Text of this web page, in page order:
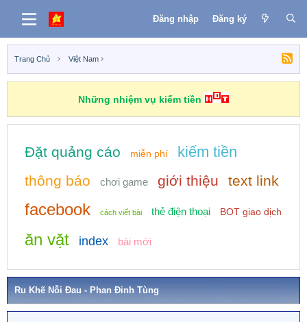
Đăng nhập Đăng ký
Trang Chủ Việt Nam
Những nhiệm vụ kiếm tiền
Đặt quảng cáo miễn phí kiếm tiền
thông báo chơi game giới thiệu text link
facebook cách viết bài thẻ điện thoại BOT giao dịch
ăn vặt index bài mới
Ru Khẽ Nỗi Đau - Phan Đinh Tùng